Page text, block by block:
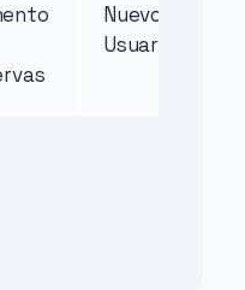
Nuevos
Usuarios